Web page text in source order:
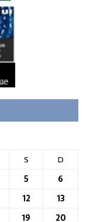
S
D
5
6
12
13
19
20